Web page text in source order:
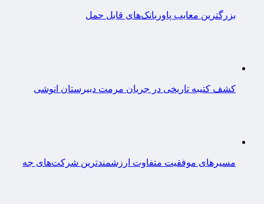
بزرگترین معایب پاوربانک‌های قابل حمل
کشف کتیبه تاریخی در جریان مرمت دبیرستان انوشی
مسیرهای موفقیت متفاوت ارزشمندترین شرکت‌های جه